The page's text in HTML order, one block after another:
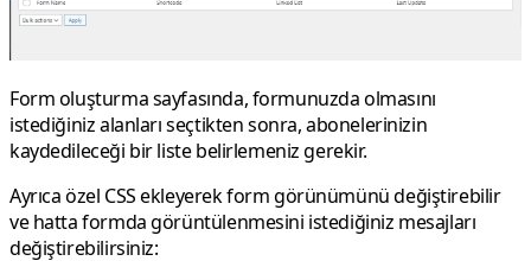
Form oluşturma sayfasında, formunuzda olmasını
istediğiniz alanları seçtikten sonra, abonelerinizin
kaydedileceği bir liste belirlemeniz gerekir.
Ayrıca özel CSS ekleyerek form görünümünü değiştirebilir
ve hatta formda görüntülenmesini istediğiniz mesajları
değiştirebilirsiniz: